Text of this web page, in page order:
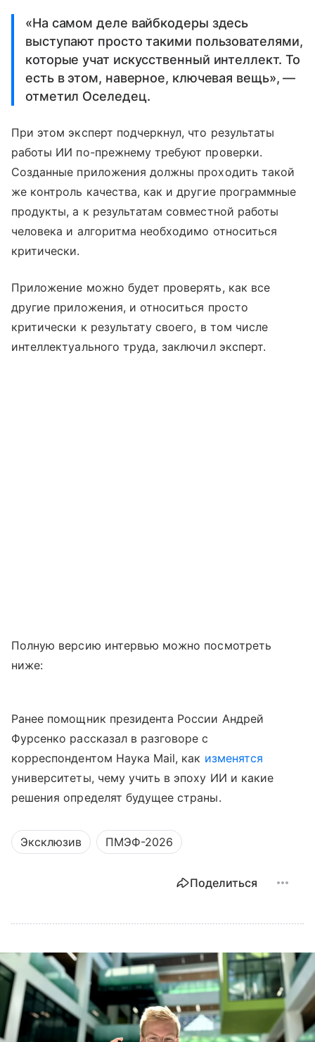
«На самом деле вайбкодеры здесь
выступают просто такими пользователями,
которые учат искусственный интеллект. То
есть в этом, наверное, ключевая вещь», —
отметил Оселедец.
При этом эксперт подчеркнул, что результаты
работы ИИ по-прежнему требуют проверки.
Созданные приложения должны проходить такой
же контроль качества, как и другие программные
продукты, а к результатам совместной работы
человека и алгоритма необходимо относиться
критически.
Приложение можно будет проверять, как все
другие приложения, и относиться просто
критически к результату своего, в том числе
интеллектуального труда, заключил эксперт.
Полную версию интервью можно посмотреть
ниже:
Ранее помощник президента России Андрей
Фурсенко рассказал в разговоре с
корреспондентом Наука Mail, как изменятся
университеты, чему учить в эпоху ИИ и какие
решения определят будущее страны.
Эксклюзив ПМЭФ-2026
Поделиться